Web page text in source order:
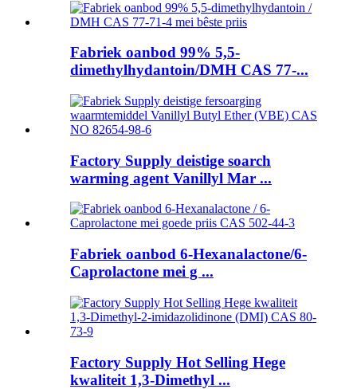
Fabriek oanbod 99% 5,5-
dimethylhydantoin/DMH CAS 77-...
Factory Supply deistige soarch
warming agent Vanillyl Mar ...
Fabriek oanbod 6-Hexanalactone/6-
Caprolactone mei g ...
Factory Supply Hot Selling Hege
kwaliteit 1,3-Dimethyl ...